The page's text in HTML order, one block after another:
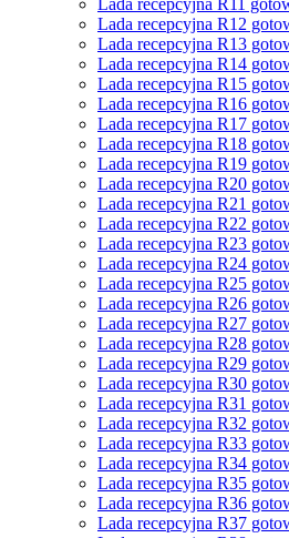
Lada recepcyjna R11
Lada recepcyjna R12
Lada recepcyjna R13
Lada recepcyjna R14
Lada recepcyjna R15
Lada recepcyjna R16
Lada recepcyjna R17
Lada recepcyjna R18
Lada recepcyjna R19
Lada recepcyjna R20
Lada recepcyjna R21
Lada recepcyjna R22
Lada recepcyjna R23
Lada recepcyjna R24
Lada recepcyjna R25
Lada recepcyjna R26
Lada recepcyjna R27
Lada recepcyjna R28
Lada recepcyjna R29
Lada recepcyjna R30
Lada recepcyjna R31
Lada recepcyjna R32
Lada recepcyjna R33
Lada recepcyjna R34
Lada recepcyjna R35
Lada recepcyjna R36
Lada recepcyjna R37